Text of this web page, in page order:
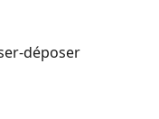
déposer